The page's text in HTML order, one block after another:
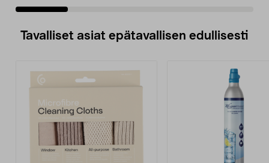
Tavalliset asiat epätavallisen edullisesti